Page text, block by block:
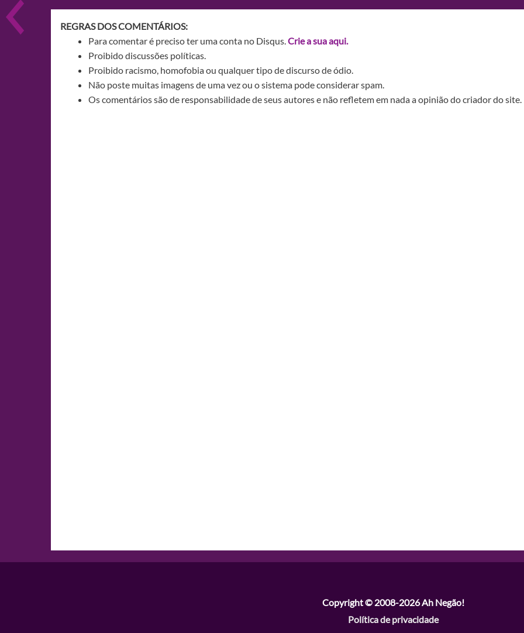
REGRAS DOS COMENTÁRIOS:
Para comentar é preciso ter uma conta no Disqus.Crie a sua aqui.
Proibido discussões políticas.
Proibido racismo, homofobia ou qualquer tipo de discurso de ódio.
Não poste muitas imagens de uma vez ou o sistema pode considerar spam.
Os comentários são de responsabilidade de seus autores e não refletem em nada a opinião do criador do site.
Copyright © 2008-2026Ah Negão!
Política de privacidade